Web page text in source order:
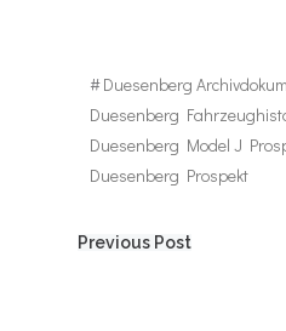
#Duesenberg
Duesenberg
Duesenberg Model J
Duesenberg Prospekt
Post
navigation
Previous Post